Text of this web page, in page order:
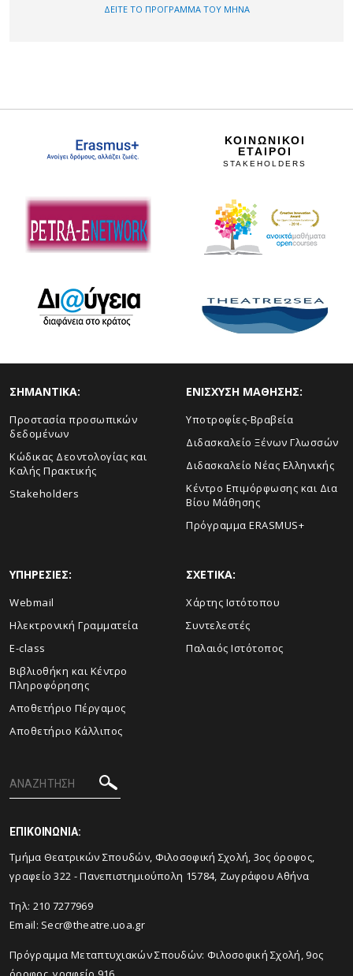
ΔΕΙΤΕ ΤΟ ΠΡΟΓΡΑΜΜΑ ΤΟΥ ΜΗΝΑ
ΚΟΙΝΩΝΙΚΟΙ
ΕΤΑΙΡΟΙ
STAKEHOLDERS
ΣHMANTIKA:
Προστασία προσωπικών
δεδομένων
Κώδικας Δεοντολογίας και
Καλής Πρακτικής
Stakeholders
ΕΝΙΣΧΥΣΗ ΜΑΘΗΣΗΣ:
Yποτροφίες-Βραβεία
Διδασκαλείο Ξένων Γλωσσών
Διδασκαλείο Νέας Ελληνικής
Κέντρο Επιμόρφωσης και Δια
Βίου Μάθησης
Πρόγραμμα ERASMUS+
ΥΠΗΡΕΣΙΕΣ:
Webmail
Ηλεκτρονική Γραμματεία
E-class
Βιβλιοθήκη και Κέντρο
Πληροφόρησης
Aποθετήριο Πέργαμος
Αποθετήριο Κάλλιπος
ΣΧΕΤΙΚΑ:
Xάρτης Ιστότοπου
Συντελεστές
Παλαιός Ιστότοπος
ΕΠΙΚΟΙΝΩΝΙΑ:
Tμήμα Θεατρικών Σπουδών, Φιλοσοφική Σχολή, 3ος όροφος,
γραφείο 322 - Πανεπιστημιούπολη 15784, Ζωγράφου Αθήνα
Τηλ: 210 7277969
Email: Secr@theatre.uoa.gr
Πρόγραμμα Μεταπτυχιακών Σπουδών: Φιλοσοφική Σχολή, 9ος